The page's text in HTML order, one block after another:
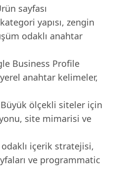
sayfası
yapısı, zengin
odaklı anahtar
Business Profile
anahtar kelimeler,
Büyük ölçekli siteler için
site mimarisi ve
içerik stratejisi,
ve programmatic